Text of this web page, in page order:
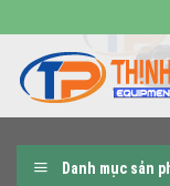
đến
nội
dung
Danh mục sản